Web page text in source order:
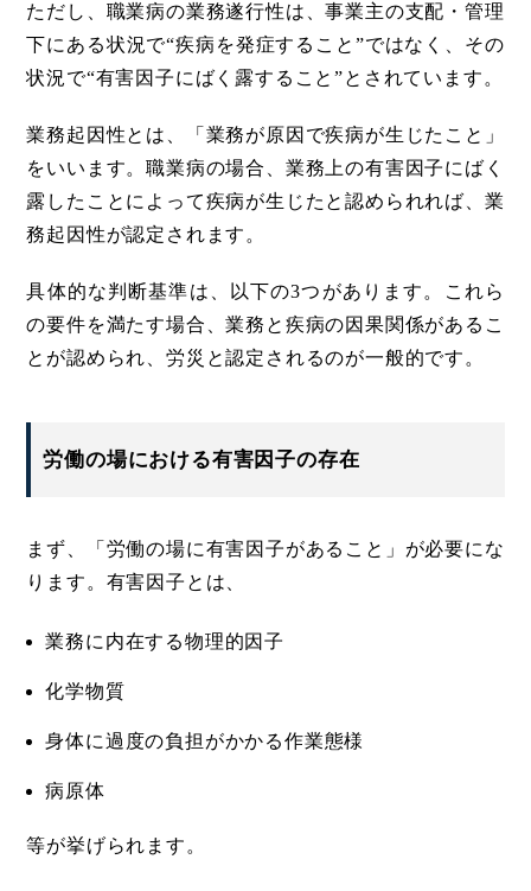
ただし、職業病の業務遂行性は、事業主の支配・管理
下にある状況で“疾病を発症すること”ではなく、その
状況で“有害因子にばく露すること”とされています。
業務起因性とは、「業務が原因で疾病が生じたこと」
をいいます。職業病の場合、業務上の有害因子にばく
露したことによって疾病が生じたと認められれば、業
務起因性が認定されます。
具体的な判断基準は、以下の3つがあります。これら
の要件を満たす場合、業務と疾病の因果関係があるこ
とが認められ、労災と認定されるのが一般的です。
労働の場における有害因子の存在
まず、「労働の場に有害因子があること」が必要にな
ります。有害因子とは、
業務に内在する物理的因子
化学物質
身体に過度の負担がかかる作業態様
病原体
等が挙げられます。